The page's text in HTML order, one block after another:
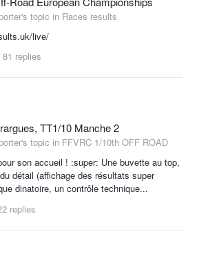
topic in Races results
live/
81 replies
TT1/10 Manche 2
topic in FFVRC 1/10th OFF ROAD
son accueil ! :super: Une buvette au top,
détail (affichage des résultats super
dinatoire, un contrôle technique...
replies